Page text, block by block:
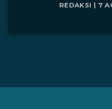
REDAKSI | 7